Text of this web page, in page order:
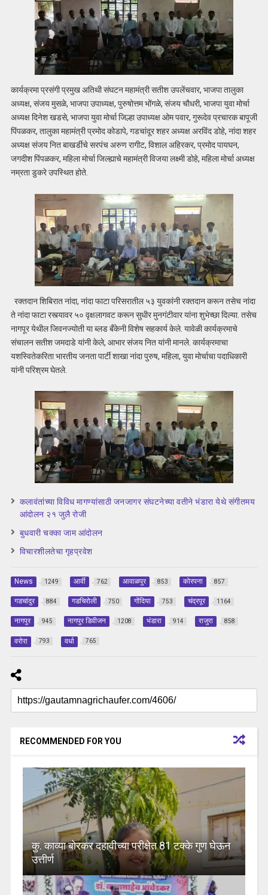
कार्यक्रमा प्रसंगी प्रमुख अतिथी संघटन महामंत्री सतीश उपलेंचवार, भाजपा तालुका
अध्यक्ष, संजय मुसळे, भाजपा उपाध्यक्ष, पुरुषोत्तम भोंगळे, संजय चौधरी, भाजपा युवा मोर्चा
अध्यक्ष दिनेश खडसे, भाजपा युवा मोर्चा जिल्हा उपाध्यक्ष ओम पवार, गुरूदेव प्रचारक बापूजी
पिंपळकर, तालुका महामंत्री प्रमोद कोडापे, गडचांदूर शहर अध्यक्ष अरविंद डोहे, नांदा शहर
अध्यक्ष संजय नित बाखर्डीचे सरपंच अरुण रागीट, विशाल अहिरकर, प्रमोद पायघन,
जगदीश पिंपळकर, महिला मोर्चा जिल्ह्याचे महामंत्री विजया लक्ष्मी डोहे, महिला मोर्चा अध्यक्ष
नम्रता डुकरे उपस्थित होते.
रक्तदान शिबिरात नांदा, नांदा फाटा परिसरातील ५३ युवकांनी रक्तदान करून तसेच नांदा
ते नांदा फाटा रस्त्यावर ५० वृक्षलागवट करून सुधीर मुनगंटीवार यांना शुभेच्छा दिल्या. तसेच
नागपूर येथील जिवनज्योती या ब्लड बँकेनी विशेष सहकार्य केले. यावेळी कार्यक्रमाचे
संचालन सतीश जमदाडे यांनी केले, आभार संजय नित यांनी मानले. कार्यक्रमाचा
यशस्वितेकरिता भारतीय जनता पार्टी शाखा नांदा पुरुष, महिला, युवा मोर्चाचा पदाधिकारी
यांनी परिश्रम घेतले.
कलावंतांच्या विविध मागण्यांसाठी जनजागर संघटनेच्या वतीने भंडारा येथे संगीतमय
आंदोलन २१ जुलै रोजी
बुधवारी चक्का जाम आंदोलन
विचारशीलतेचा गृहप्रवेश
News 1249 आर्वी 762 आवाळपुर 853 कोरपना 857
गडचांदुर 884 गडचिरोली 750 गोंदिया 753 चंद्रपूर 1164
नागपुर 945 नागपुर डिवीजन 1208 भंडारा 914 राजुरा 858
वरोरा 793 वर्धा 765
RECOMMENDED FOR YOU
कु. काव्या बोरकर दहावीच्या परीक्षेत 81 टक्के गुण घेऊन
उत्तीर्ण